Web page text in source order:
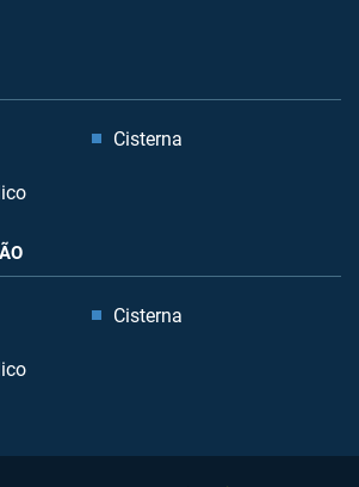
Cisterna
Cisterna